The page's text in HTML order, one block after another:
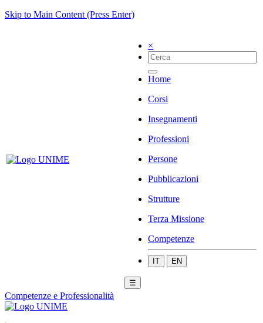
Skip to Main Content (Press Enter)
×
Home
Corsi
Insegnamenti
Professioni
Persone
Pubblicazioni
Strutture
Terza Missione
Competenze
IT EN
☰
Competenze e Professionalità